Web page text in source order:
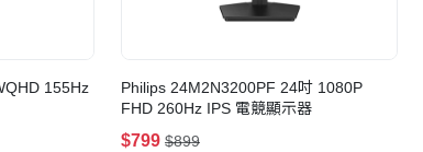
155Hz
Philips 24M2N3200PF 24吋 1080P
FHD 260Hz IPS 電競顯示器
$799 $899